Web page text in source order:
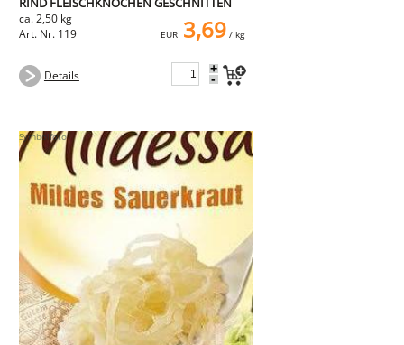
ca. 2,50 kg
Art. Nr. 119
EUR 3,69/ kg
Details +
-